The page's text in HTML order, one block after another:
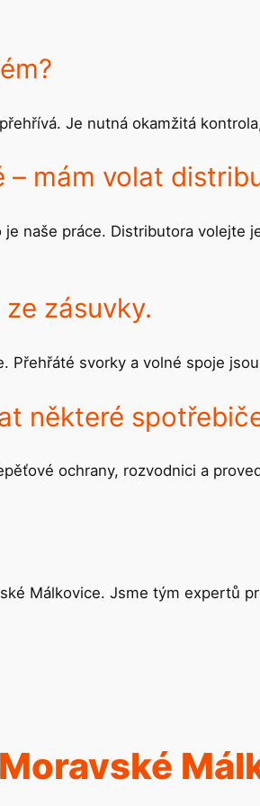
Je nutná okamžitá
– mám volat
je naše práce. Distributora volejte
zásuvky.
Přehřáté svorky a volné spoje
některé
ochrany, rozvodnici a
Málkovice. Jsme tým expertů
Moravské